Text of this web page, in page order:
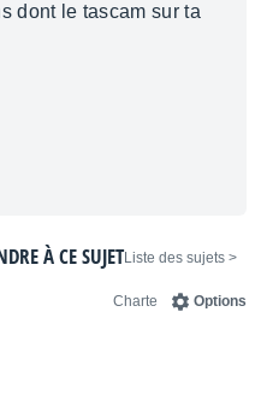
dont le tascam sur ta
< Liste des sujets
À CE SUJET
Options
Charte